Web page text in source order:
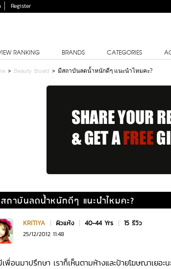
Register
RANKING BRANDS CATEGORIES
> Beauty Board > มีสถาบันลดน้ำหนักดีๆ แนะนำไหมคะ?
ถาบันลดน้ำหนักดีๆ แนะนำไหมคะ?
KRITIYA | ผิวแห้ง | 40-44 Yrs | 15 รีวิว
25/12/2012 11:48
เพื่อนมาปรึกษา เราก็เห็นตามห้างและป้ายโฆษณาเยอ